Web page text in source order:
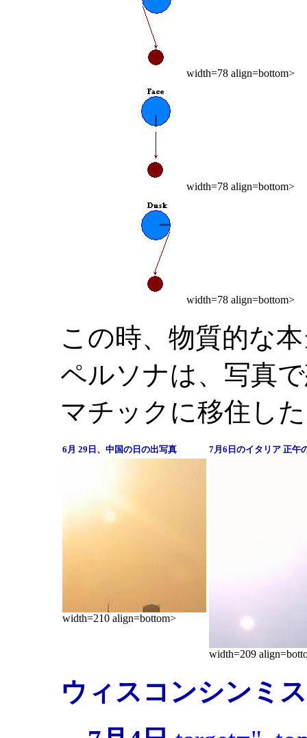
width=78 align=bottom>
width=78 align=bottom>
width=78 align=bottom>
この時、物質的な
ペルソナは、写真
マチックに移住し
6月 29日、中国の日の出写真 7月6日のイタリア 正午
width=210 align=bottom>
width=209
ウィスコンシン ミ